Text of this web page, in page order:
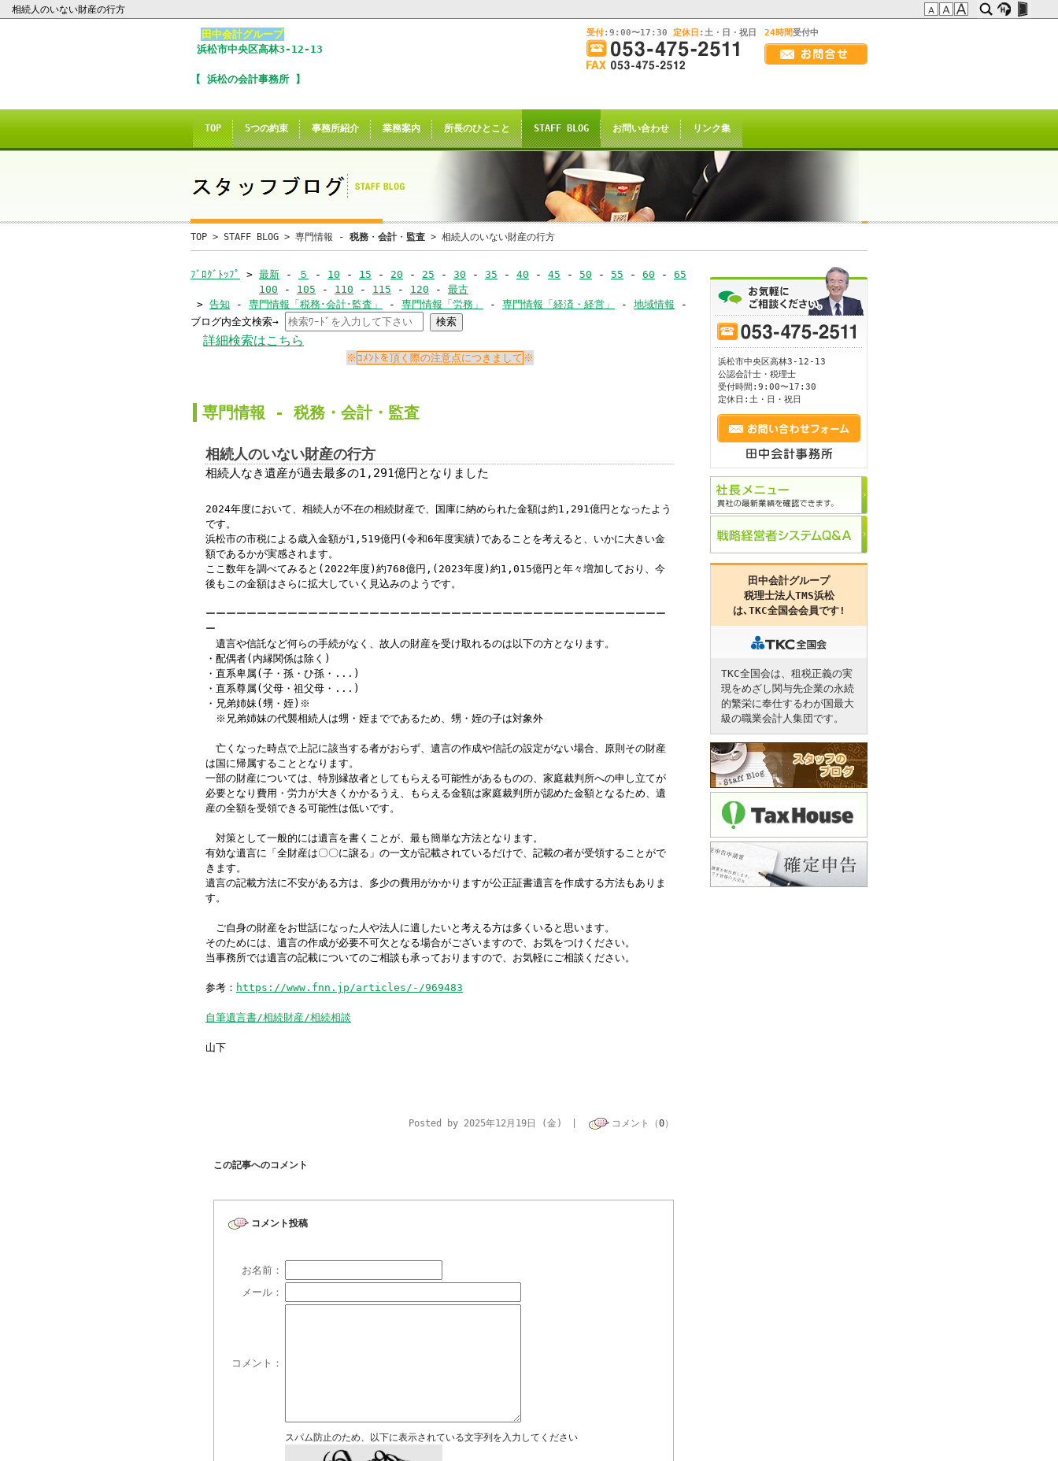
相続人のいない財産の行方
画
面
幅
て
ご
ご
さ
い
このままInternet Explorerから閲覧する場合はコチラ
※Internet Explorer互換の他のブラウザ(Trident系)でも
このお知らせの表示される場合がございますが
誠に申し訳ございませんが、2021年4月28日を以て
当サイトのInternet Explorerからの閲覧のサポートは終了致しました。
恐れ入りますが、
当サイト推奨ブラウザ
、または
Windows標準のMicrosoft Edge
からアクセスして頂くようお願い申し上げます。
田中会計グループ
(浜松市中央区 高林3-12-13)
田中会計グループ
浜松市中央区高林3-12-13
【 浜松の会計事務所 】
受付:9:00〜17:30 定休日 :土・日・祝日 24時間受付中
TOP 5つの約束 事務所紹介 業務案内 所長のひとこと STAFF BLOG お問い合わせ リンク集
TOP > STAFF BLOG > 専門情報 - 税務 ・ 会計・ 監査 > 相続人のいない財産の行方
ﾌﾞﾛｸﾞﾄｯﾌﾟ > 最新 - ５ - 10 - 15 - 20 - 25 - 30 - 35 - 40 - 45 - 50 - 55 - 60 - 65 70-75-80-85-90-95
100 - 105 - 110 - 115 - 120 - 最古
> 告知 - 専門情報「税務･会計･監査」 - 専門情報「労務」 - 専門情報「経済・経営」 - 地域情報 -
ｺｰﾋｰﾌﾞﾚｲｸ
ブログ内全文検索→
詳細検索はこちら
ｺﾒﾝﾄを頂く際の注意点につきまして
専門情報 - 税務・ 会計・ 監査
相続人のいない財産の行方
相続人なき遺産が過去最多の1,291億円となりました
2024年度において、相続人が不在の相続財産で、国庫に納められた金額は約1,291億円となったよう
です。
浜松市の市税による歳入金額が1,519億円(令和6年度実績)であることを考えると、いかに大きい金
額であるかが実感されます。
ここ数年を調べてみると(2022年度)約768億円,(2023年度)約1,015億円と年々増加しており、今
後もこの金額はさらに拡大していく見込みのようです。
ーーーーーーーーーーーーーーーーーーーーーーーーーーーーーーーーーーーーーーーーーーーーー
ー
遺言や信託など何らの手続がなく、故人の財産を受け取れるのは以下の方となります。
・配偶者(内縁関係は除く)
・直系卑属(子・孫・ひ孫・...)
・直系尊属(父母・祖父母・...)
・兄弟姉妹(甥・姪)※
※兄弟姉妹の代襲相続人は甥・姪までであるため、甥・姪の子は対象外
亡くなった時点で上記に該当する者がおらず、遺言の作成や信託の設定がない場合、原則その財産
は国に帰属することとなります。
一部の財産については、特別縁故者としてもらえる可能性があるものの、家庭裁判所への申し立てが
必要となり費用・労力が大きくかかるうえ、もらえる金額は家庭裁判所が認めた金額となるため、遺
産の全額を受領できる可能性は低いです。
対策として一般的には遺言を書くことが、最も簡単な方法となります。
有効な遺言に「全財産は〇〇に譲る」の一文が記載されているだけで、記載の者が受領することがで
きます。
遺言の記載方法に不安がある方は、多少の費用がかかりますが公正証書遺言を作成する方法もありま
す。
ご自身の財産をお世話になった人や法人に遺したいと考える方は多くいると思います。
そのためには、遺言の作成が必要不可欠となる場合がございますので、お気をつけください。
当事務所では遺言の記載についてのご相談も承っておりますので、お気軽にご相談ください。
参考： https://www.fnn.jp/articles/-/969483
自筆遺言書/相続財産/相続相談
山下
Posted by 2025年12月19日 (金) | コメント（0）
この記事へのコメント
コメント投稿
お名前：
メール：
コメント：
スパム防止のため、以下に表示されている文字列を入力してください
浜松市中央区高林3-12-13
公認会計士・税理士
受付時間:9:00〜17:30
定休日:土・日・祝日
田中会計グループ
税理士法人TMS浜松
は､ TKC全国会会員です!
TKC全国会は、租税正義の実
現をめざし関与先企業の永続
的繁栄に奉仕するわが国最大
級の職業会計人集団です。